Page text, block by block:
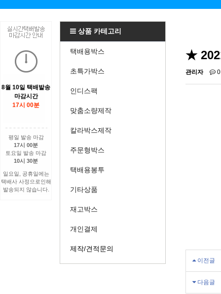
8월 10일 택배발송
마감시간
17시 00분
평일 발송 마감
17시 00분
토요일 발송 마감
10시 30분
일요일, 공휴일에는
택배사 사정으로인해
발송되지 않습니다.
상품 카테고리
택배용박스
초특가박스
인디스팩
맞춤소량제작
칼라박스제작
주문형박스
택배용봉투
기타상품
재고박스
개인결제
제작/견적문의
★
관리자
이전글
다음글